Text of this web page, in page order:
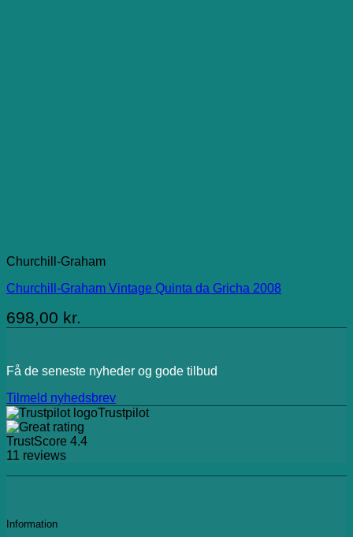
Churchill-Graham
Churchill-Graham Vintage Quinta da Gricha 2008
698,00 kr.
Få de seneste nyheder og gode tilbud
Tilmeld nyhedsbrev
Trustpilot
TrustScore 4.4
11 reviews
Information